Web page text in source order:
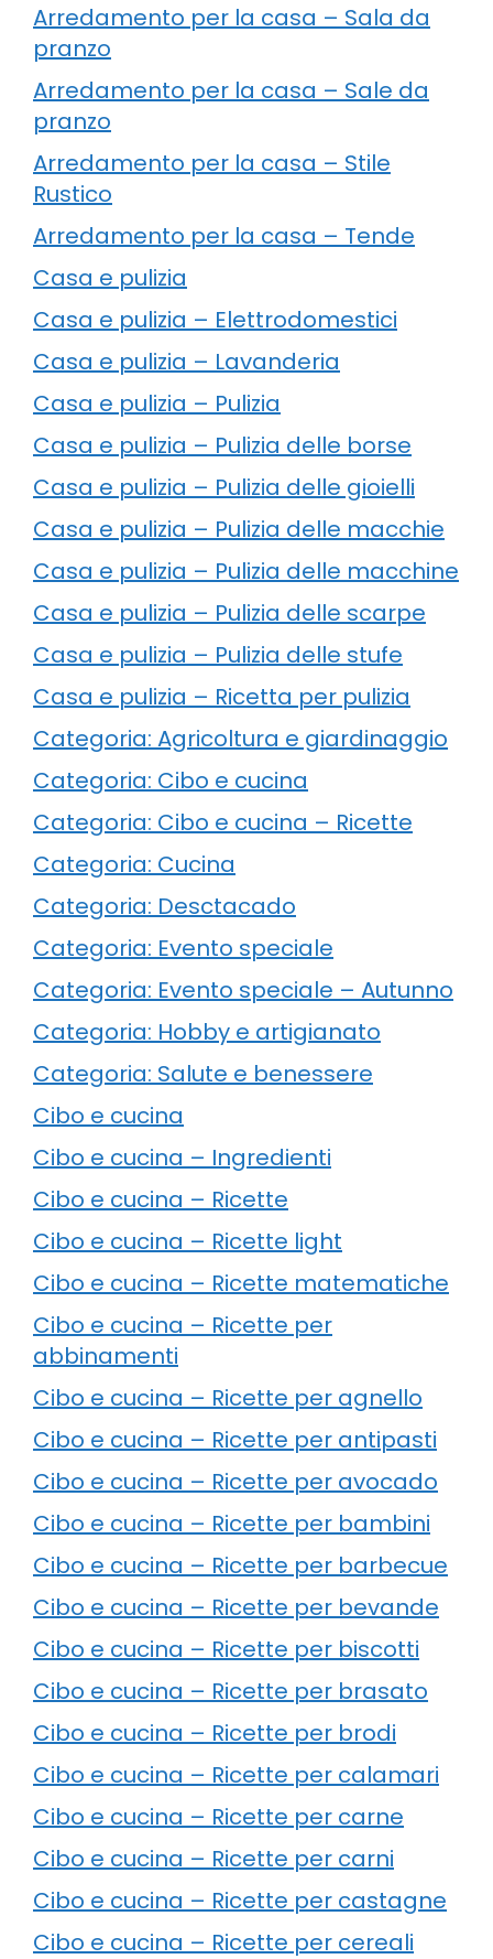
Arredamento per la casa – Sala da
pranzo
Arredamento per la casa – Sale da
pranzo
Arredamento per la casa – Stile
Rustico
Arredamento per la casa – Tende
Casa e pulizia
Casa e pulizia – Elettrodomestici
Casa e pulizia – Lavanderia
Casa e pulizia – Pulizia
Casa e pulizia – Pulizia delle borse
Casa e pulizia – Pulizia delle gioielli
Casa e pulizia – Pulizia delle macchie
Casa e pulizia – Pulizia delle macchine
Casa e pulizia – Pulizia delle scarpe
Casa e pulizia – Pulizia delle stufe
Casa e pulizia – Ricetta per pulizia
Categoria: Agricoltura e giardinaggio
Categoria: Cibo e cucina
Categoria: Cibo e cucina – Ricette
Categoria: Cucina
Categoria: Desctacado
Categoria: Evento speciale
Categoria: Evento speciale – Autunno
Categoria: Hobby e artigianato
Categoria: Salute e benessere
Cibo e cucina
Cibo e cucina – Ingredienti
Cibo e cucina – Ricette
Cibo e cucina – Ricette light
Cibo e cucina – Ricette matematiche
Cibo e cucina – Ricette per
abbinamenti
Cibo e cucina – Ricette per agnello
Cibo e cucina – Ricette per antipasti
Cibo e cucina – Ricette per avocado
Cibo e cucina – Ricette per bambini
Cibo e cucina – Ricette per barbecue
Cibo e cucina – Ricette per bevande
Cibo e cucina – Ricette per biscotti
Cibo e cucina – Ricette per brasato
Cibo e cucina – Ricette per brodi
Cibo e cucina – Ricette per calamari
Cibo e cucina – Ricette per carne
Cibo e cucina – Ricette per carni
Cibo e cucina – Ricette per castagne
Cibo e cucina – Ricette per cereali